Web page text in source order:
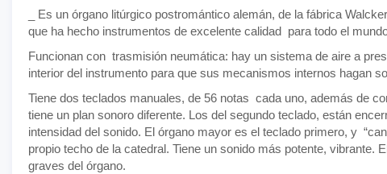
_ Es un órgano litúrgico postromántico alemán, de la fábrica
que ha hecho instrumentos de excelente calidad para todo el
Funcionan con trasmisión neumática: hay un sistema de aire a
interior del instrumento para que sus mecanismos internos hagan
Tiene dos teclados manuales, de 56 notas cada uno, además de
tiene un plan sonoro diferente. Los del segundo teclado, están
intensidad del sonido. El órgano mayor es el teclado primero, y
propio techo de la catedral. Tiene un sonido más potente,
graves del órgano.